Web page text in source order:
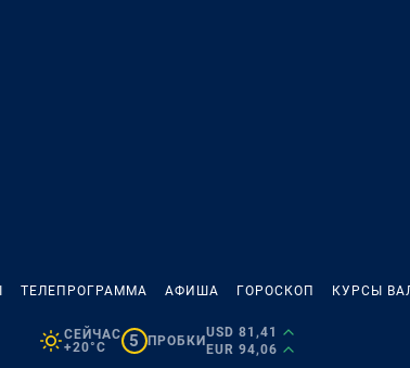
ТЕЛЕПРОГРАММА АФИША ГОРОСКОП КУРСЫ
СЕЙЧАС
+20°C
5 ПРОБКИ
USD 81,41
EUR 94,06